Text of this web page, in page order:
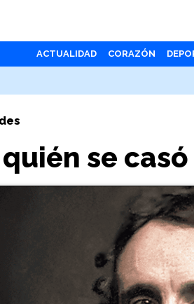
ACTUALIDAD CORAZÓN
se